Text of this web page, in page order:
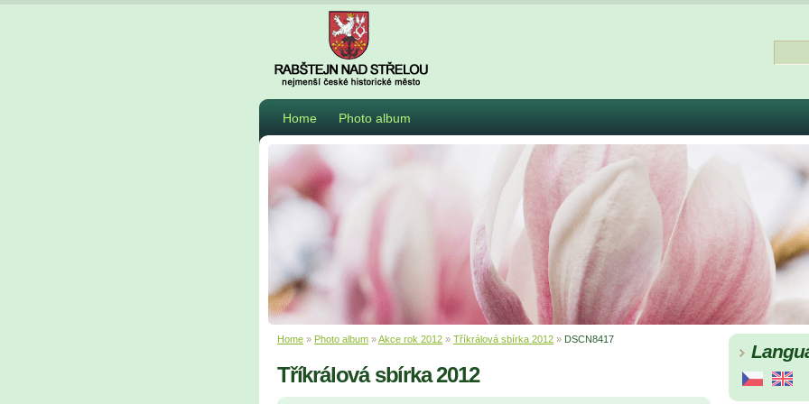
Home Photo album
Home » Photo album »Akce rok 2012 » Tříkrálová sbírka 2012 » DSCN8417
Tříkrálová sbírka 2012